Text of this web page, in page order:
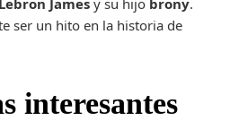
Lebron James y su hijo brony.
ser un hito en la historia de
interesantes